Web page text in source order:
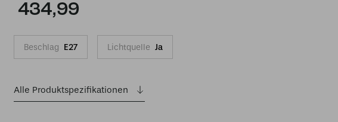
434,99
Beschlag E27 Lichtquelle Ja
Alle Produktspezifikationen